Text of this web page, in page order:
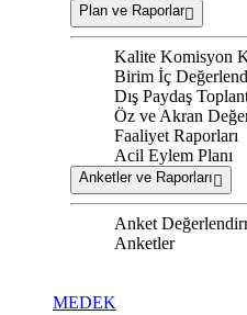
Plan ve Raporlar
Kalite Komisyon
Birim İç
Dış Paydaş
Öz ve Akran
Faaliyet Raporları
Acil Eylem Planı
Anketler ve Raporları
Anket
Anketler
MEDEK